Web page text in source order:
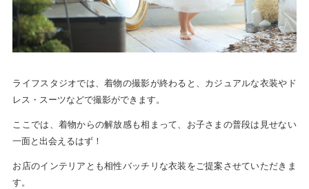
ライフスタジオでは、着物の撮影が終わると、カジュアルな衣装やド
レス・スーツなどで撮影ができます。
ここでは、着物からの解放感も相まって、お子さまの普段は見せない
一面と出会えるはず！
お店のインテリアとも相性バッチリな衣装をご提案させていただきま
す。